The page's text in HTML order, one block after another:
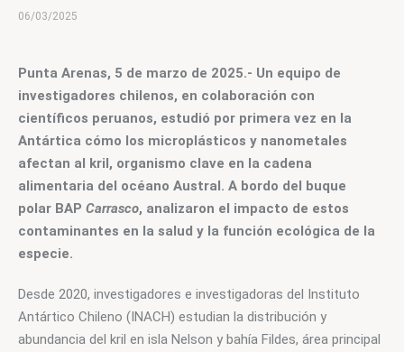
06/03/2025
Punta Arenas, 5 de marzo de 2025.- Un equipo de
investigadores chilenos, en colaboración con
científicos peruanos, estudió por primera vez en la
Antártica cómo los microplásticos y nanometales
afectan al kril, organismo clave en la cadena
alimentaria del océano Austral. A bordo del buque
polar BAP Carrasco, analizaron el impacto de estos
contaminantes en la salud y la función ecológica de la
especie.
Desde 2020, investigadores e investigadoras del Instituto
Antártico Chileno (INACH) estudian la distribución y
abundancia del kril en isla Nelson y bahía Fildes, área principal